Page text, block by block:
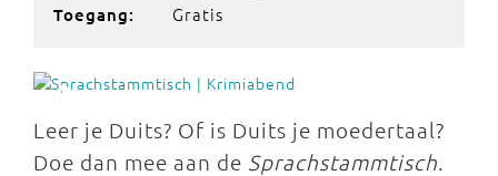
Toegang: Gratis
Leer je Duits? Of is Duits je moedertaal?
Doe dan mee aan de Sprachstammtisch.